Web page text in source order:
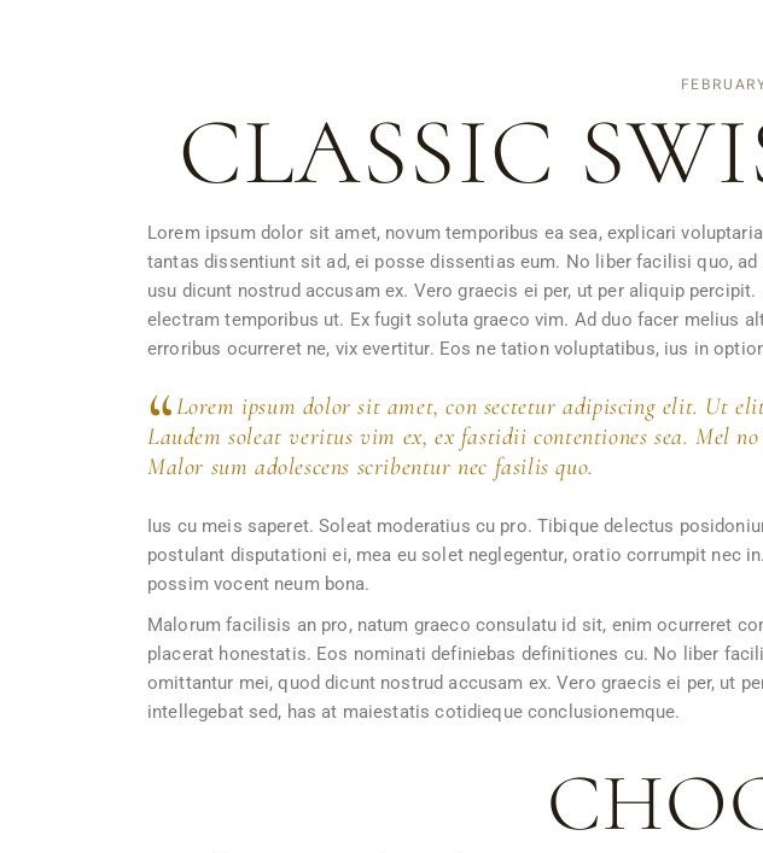
CLASSIC
Lorem ipsum dolor sit amet, novum temporibus ea sea, explicari
tantas dissentiunt sit ad, ei posse dissentias eum. No liber facilisi quo,
usu dicunt nostrud accusam ex. Vero graecis ei per, ut per aliquip
electram temporibus ut. Ex fugit soluta graeco vim. Ad duo facer melius
erroribus ocurreret ne, vix evertitur. Eos ne tation voluptatibus, ius in
Lorem ipsum dolor sit amet, con sectetur adipiscing elit. Ut
Laudem soleat veritus vim ex, ex fastidii contentiones sea. Mel
Malor sum adolescens scribentur nec fasilis quo.
Ius cu meis saperet. Soleat moderatius cu pro. Tibique delectus
postulant disputationi ei, mea eu solet neglegentur, oratio corrumpit nec
possim vocent neum bona.
Malorum facilisis an pro, natum graeco consulatu id sit, enim ocurreret
placerat honestatis. Eos nominati definiebas definitiones cu. No liber
omittantur mei, quod dicunt nostrud accusam ex. Vero graecis ei per, ut
intellegebat sed, has at maiestatis cotidieque conclusionemque.